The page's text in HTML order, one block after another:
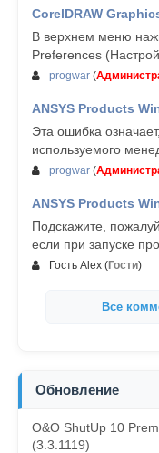
CorelDRAW
В верхнем меню
Preferences
progwar (
ANSYS Products
Эта ошибка
используемого
progwar (
ANSYS Products
Подскажите,
если при запуске
Гость Alex (Гости)
Все
Обновление
O&O ShutUp 10
(3.3.1119)